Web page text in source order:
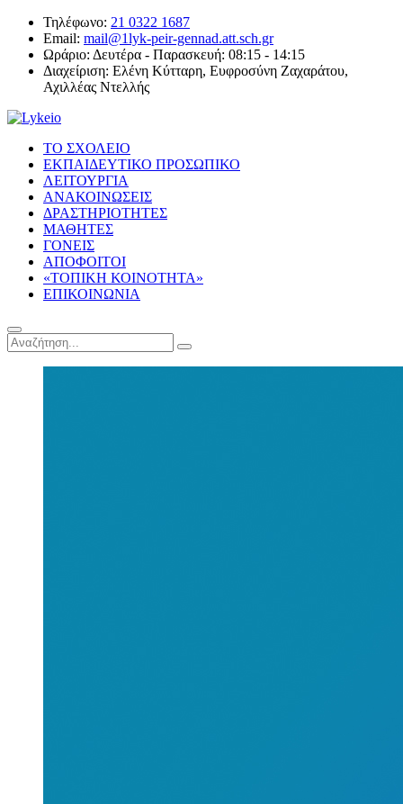
Τηλέφωνο: 21 0322 1687
Email: mail@1lyk-peir-gennad.att.sch.gr
Ωράριο: Δευτέρα - Παρασκευή: 08:15 - 14:15
Διαχείριση: Ελένη Κύτταρη, Ευφροσύνη Ζαχαράτου,
Αχιλλέας Ντελλής
ΤΟ ΣΧΟΛΕΙΟ
ΕΚΠΑΙΔΕΥΤΙΚΟ ΠΡΟΣΩΠΙΚΟ
ΛΕΙΤΟΥΡΓΙΑ
ΑΝΑΚΟΙΝΩΣΕΙΣ
ΔΡΑΣΤΗΡΙΟΤΗΤΕΣ
ΜΑΘΗΤΕΣ
ΓΟΝΕΙΣ
ΑΠΟΦΟΙΤΟΙ
«ΤΟΠΙΚΗ ΚΟΙΝΟΤΗΤΑ»
ΕΠΙΚΟΙΝΩΝΙΑ